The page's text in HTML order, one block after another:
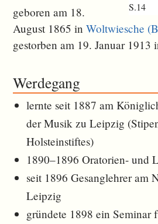
S.14
geboren am 18.
August 1865 inWoltwiesche
gestorben am 19. Januar 1913
Werdegang
lernte seit 1887 am
der Musik zu Leipzig
Holsteinstiftes)
1890–1896 Oratorien- und
seit 1896 Gesanglehrer am
Leipzig
gründete 1898 ein Seminar